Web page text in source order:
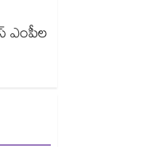
ఎంపీల